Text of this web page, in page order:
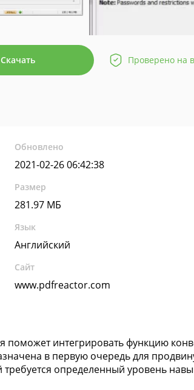
Скачать Проверено на
Обновлено
2021-02-26 06:42:38
Размер
281.97 МБ
Язык
Английский
Сайт
www.pdfreactor.com
поможет интегрировать функцию
в первую очередь для
требуется определенный уровень